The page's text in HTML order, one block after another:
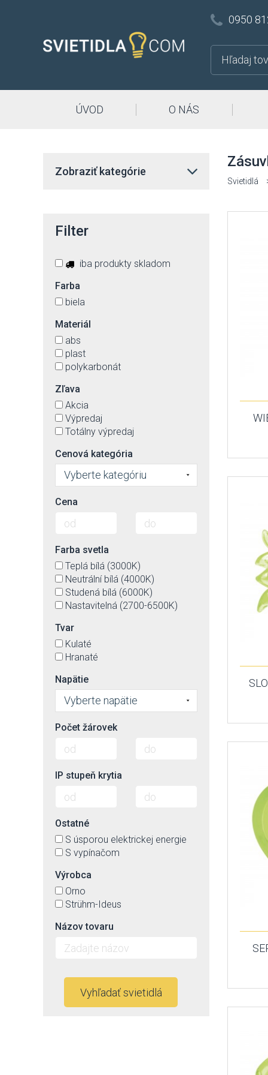
0950
ÚVOD O NÁS
Svietidlá
Zobraziť kategórie
Filter
iba produkty skladom
Farba
biela
Materiál
abs
plast
polykarbonát
Zľava
Akcia
Výpredaj
Totálny výpredaj
Cenová kategória
Vyberte kategóriu
Cena
Farba svetla
Teplá bílá (3000K)
Neutrální bílá (4000K)
Studená bílá (6000K)
Nastavitelná (2700-6500K)
Tvar
Kulaté
Hranaté
Napätie
Vyberte napätie
Počet žárovek
IP stupeň krytia
Ostatné
S úsporou elektrickej energie
S vypínačom
Výrobca
Orno
Strühm-Ideus
Názov tovaru
Vyhľadať svietidlá